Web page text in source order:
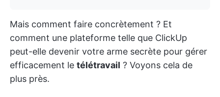
Mais comment faire concrètement ? Et
comment une plateforme telle que ClickUp
peut-elle devenir votre arme secrète pour gérer
efficacement le télétravail ? Voyons cela de
plus près.